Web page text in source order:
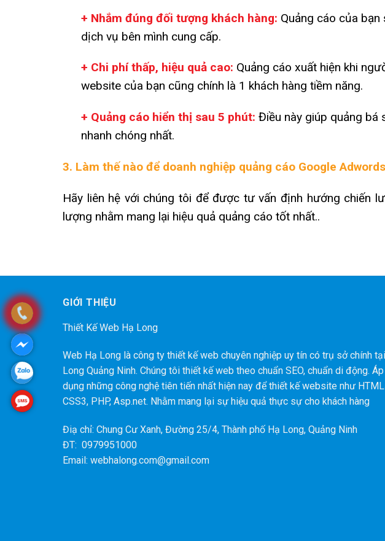
+ Nhắm đúng đối tượng khách hàng: Quảng cáo của
dịch vụ bên mình cung cấp.
+ Chi phí thấp, hiệu quả cao: Quảng cáo xuất hiện khi
website của bạn cũng chính là 1 khách hàng tiềm năng.
+ Quảng cáo hiển thị sau 5 phút: Điều này giúp quảng bá
nhanh chóng nhất.
3. Làm thế nào để doanh nghiệp quảng cáo Google
Hãy liên hệ với chúng tôi để được tư vấn định hướng chiến
lượng nhằm mang lại hiệu quả quảng cáo tốt nhất..
GIỚI THIỆU
Thiết Kế Web Hạ Long
Web Hạ Long là công ty thiết kế web chuyên nghiệp uy tín có trụ sở chính
Long Quảng Ninh. Chúng tôi thiết kế web theo chuẩn SEO, chuẩn di động. Áp
dụng những công nghệ tiên tiến nhất hiện nay để thiết kế website như
CSS3, PHP, Asp.net. Nhằm mang lại sự hiệu quả thực sự cho khách hàng
Điạ chỉ: Chung Cư Xanh, Đường 25/4, Thành phố Hạ Long, Quảng Ninh
ĐT: 0979951000
Email: webhalong.com@gmail.com